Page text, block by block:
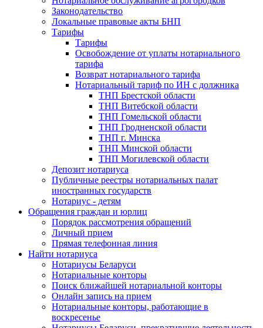
Законодательство
Локальные правовые акты БНП
Тарифы
Тарифы
Освобождение от уплаты нотариального
тарифа
Возврат нотариального тарифа
Нотариальный тариф по ИН с должника
ТНП Брестской области
ТНП Витебской области
ТНП Гомельской области
ТНП Гродненской области
ТНП г. Минска
ТНП Минской области
ТНП Могилевской области
Депозит нотариуса
Публичные реестры нотариальных палат
иностранных государств
Нотариус - детям
Обращения граждан и юрлиц
Порядок рассмотрения обращений
Личный прием
Прямая телефонная линия
Найти нотариуса
Нотариусы Беларуси
Нотариальные конторы
Поиск ближайшей нотариальной конторы
Онлайн запись на прием
Нотариальные конторы, работающие в
воскресенье